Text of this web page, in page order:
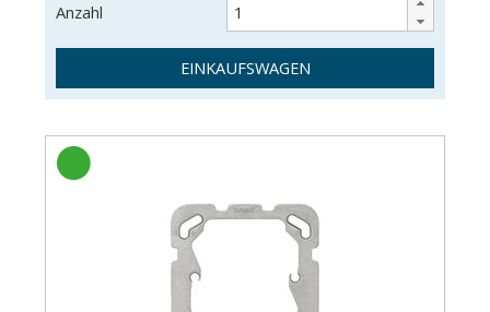
Anzahl
EINKAUFSWAGEN